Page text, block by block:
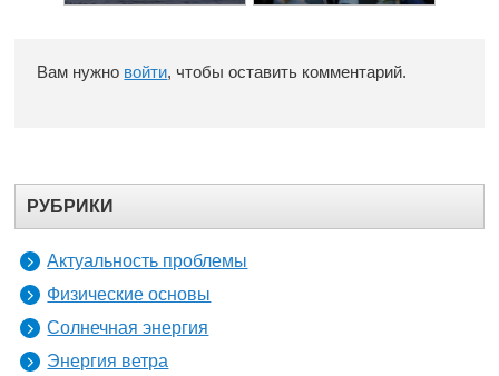
Вам нужно войти, чтобы оставить комментарий.
РУБРИКИ
Актуальность проблемы
Физические основы
Солнечная энергия
Энергия ветра